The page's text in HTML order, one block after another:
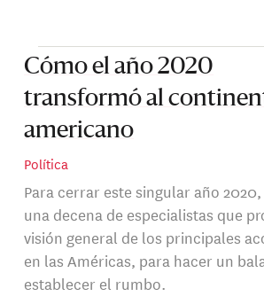
Cómo el año 2020
transformó al
americano
Política
Para cerrar este singular año
una decena de especialistas que
visión general de los principales
en las Américas, para hacer un
establecer el rumbo.